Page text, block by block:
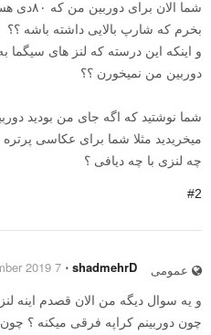
شما الان
بخرم که شارپ بالایی داشته باشه ؟؟
و اینکه این درسته که لنز های
دوربین من نمیخورن ؟؟
شما نوشتید که اگه جای من بودید
میخریدید مثلا شما برای عکاسی
چه لنزی با چه دیافی ؟
#2
عمومی shadmehrD
⋅
7 September 2019
چون دوربینم کراپه فرقی میکنه ؟ چون